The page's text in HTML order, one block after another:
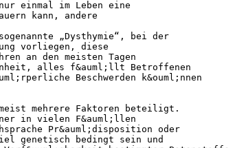
einmal im Leben eine
kann, andere
„Dysthymie“, bei der
vorliegen, diese
an den meisten Tagen
alles f&auml;llt Betroffenen
Beschwerden k&ouml;nnen
mehrere Faktoren beteiligt.
in vielen F&auml;llen
Pr&auml;disposition oder
genetisch bedingt sein und